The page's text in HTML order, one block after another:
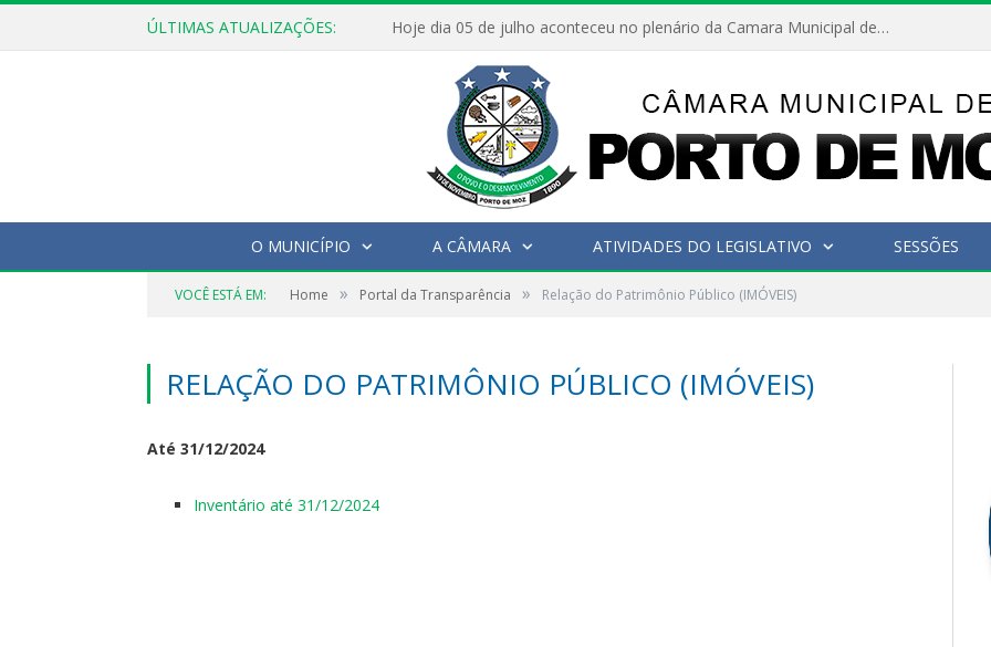
ÚLTIMAS ATUALIZAÇÕES: Hoje dia 05 de julho aconteceu no plenário da Camara Municipal de Porto de Moz a Sessão Solene de Abertura dos Trabalhos Legislativos 2º Período da 23ª Legislatura
O MUNICÍPIO A CÂMARA ATIVIDADES DO LEGISLATIVO SESSÕES
VOCÊ ESTÁ EM: Home » Portal da Transparência » Relação do Patrimônio Público (IMÓVEIS)
RELAÇÃO DO PATRIMÔNIO PÚBLICO (IMÓVEIS)
Até 31/12/2024
Inventário até 31/12/2024